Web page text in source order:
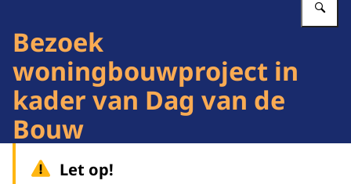
Bezoek
woningbouwproject in
kader van Dag van de
Bouw
Let op!